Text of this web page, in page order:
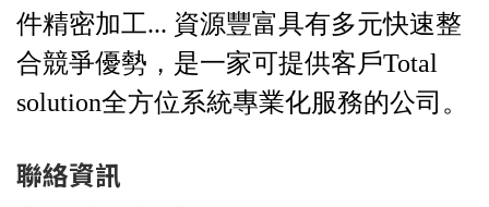
件精密加工... 資源豐富具有多元快速整
合競爭優勢，是一家可提供客戶Total
solution全方位系統專業化服務的公司。
聯絡資訊